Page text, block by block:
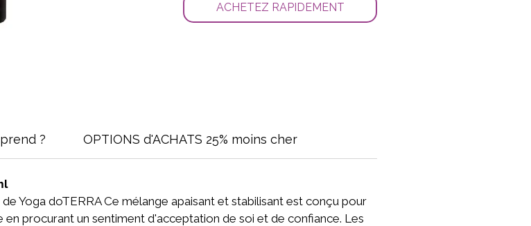
ACHETEZ RAPIDEMENT
? OPTIONS d'ACHATS 25% moins cher
Yoga doTERRA Ce mélange apaisant et stabilisant est conçu pour
procurant un sentiment d'acceptation de soi et de confiance. Les